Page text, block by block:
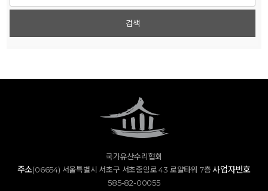
검색
국가유산수리협회
주소(06654) 서울특별시 서초구 서초중앙로 43 로얄타워 7층사업자번호
585-82-00055